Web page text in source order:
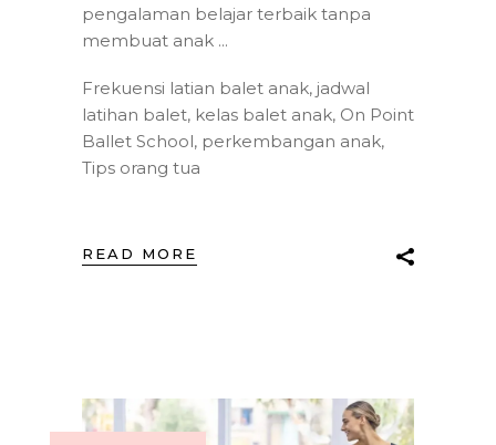
pengalaman belajar terbaik tanpa
membuat anak
Frekuensi latian balet anak, jadwal
latihan balet, kelas balet anak, On Point
Ballet School, perkembangan anak,
Tips orang tua
READ MORE